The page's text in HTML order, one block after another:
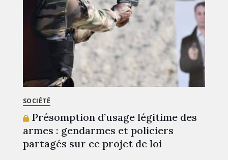
SOCIÉTÉ
Présomption d’usage légitime des
armes : gendarmes et policiers
partagés sur ce projet de loi